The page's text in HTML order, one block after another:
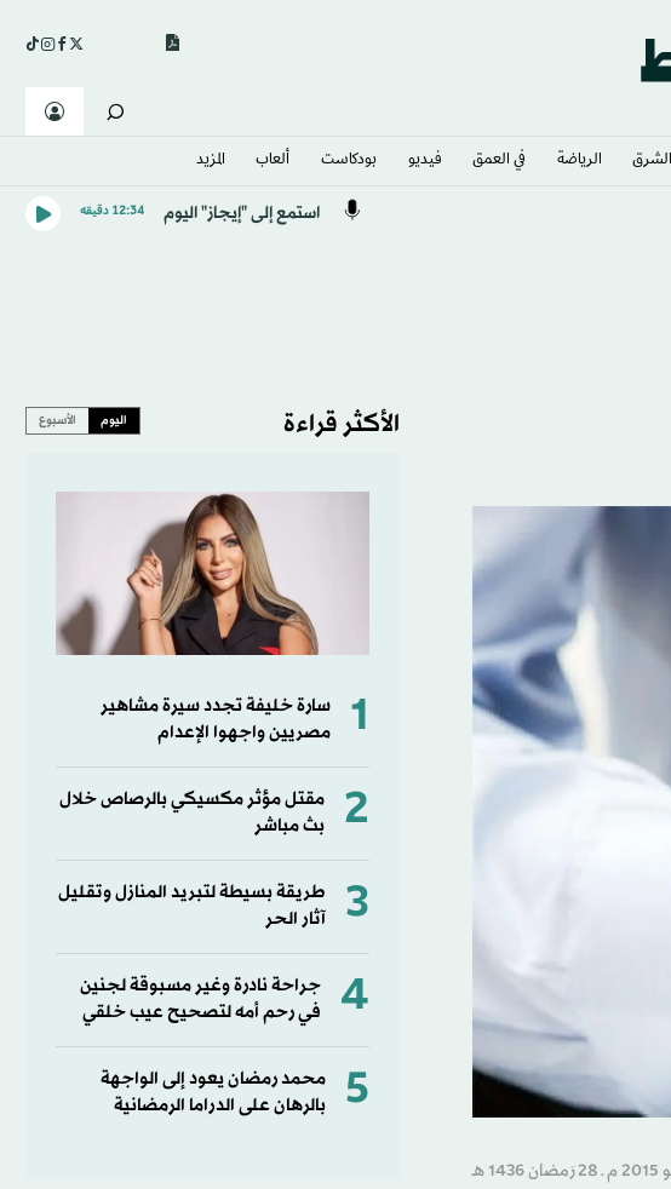
الرياضة في العمق فيديو بودكاست ألعاب المزيد
استمع إلى "إيجاز" اليوم 12:34 دقيقه
الأكثر قراءة اليوم الأسبوع
1
سارة خليفة تجدد سيرة مشاهير
مصريين واجهوا الإعدام
2
مقتل مؤثر مكسيكي بالرصاص خلال
بث مباشر
3
طريقة بسيطة لتبريد المنازل وتقليل
آثار الحر
4
جراحة نادرة وغير مسبوقة لجنين
في رحم أمه لتصحيح عيب خلقي
5
محمد رمضان يعود إلى الواجهة
بالرهان على الدراما الرمضانية